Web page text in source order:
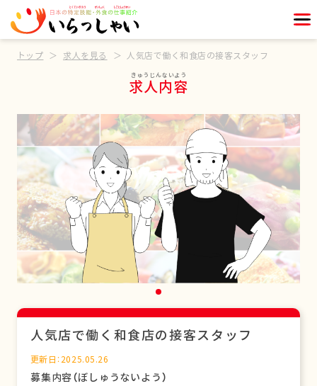
トップ 求人を見る 人気店で働く和食店の接客スタッフ
求人内容
人気店で働く和食店の接客スタッフ
更新日：2025.05.26
募集内容（ぼしゅうないよう）